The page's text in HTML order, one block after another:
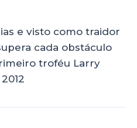
e visto como traidor
cada obstáculo
troféu Larry